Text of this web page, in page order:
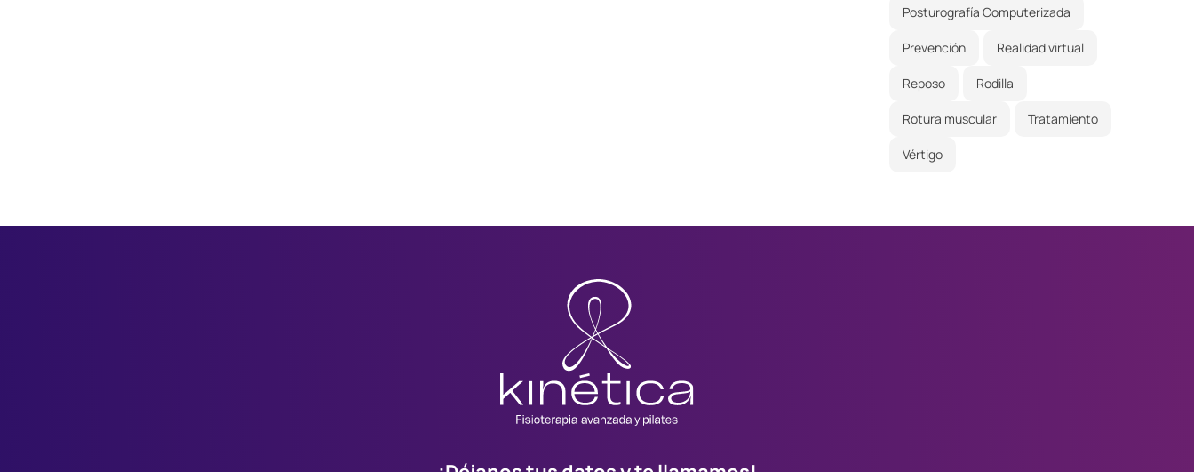
Posturografía Computerizada
Prevención Realidad virtual
Reposo Rodilla
Rotura muscular Tratamiento
Vértigo